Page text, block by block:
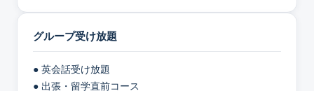
グループ受け放題
● 英会話受け放題
● 出張・留学直前コース